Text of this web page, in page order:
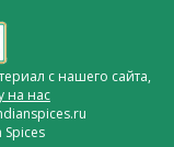
с нашего сайта,
на нас